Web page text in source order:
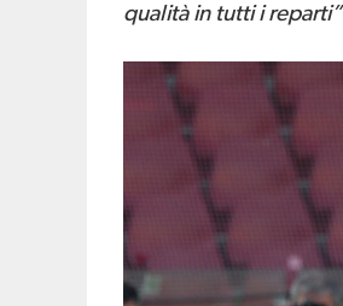
qualità in tutti i reparti”